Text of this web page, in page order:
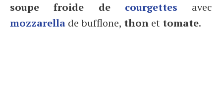
soupe froide de courgettes avec
mozzarella de bufflone, thon et tomate.